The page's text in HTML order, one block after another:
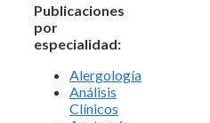
Publicaciones
por
especialidad:
Alergología
Análisis
Clínicos